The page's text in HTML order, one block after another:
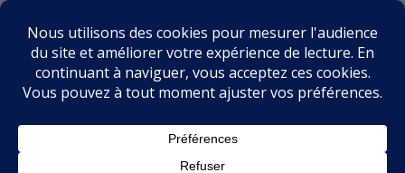
BIBLIOPHILIE.COM
LE BLOG DU BIBLIOPHILE, DES BIBLIOPHILES, DE LA